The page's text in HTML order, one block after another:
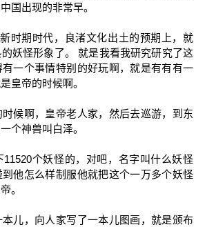
国出现的非常早。
时期时代，良渚文化出土的预期上，就
妖怪形象了。 就是我看我研究研究了这
一个事情特别的好玩啊，就是有有有一
皇帝的时候啊。
候啊，皇帝老人家，然后去巡游，到东
个神兽叫白泽。
11520个妖怪的，对吧，名字叫什么妖怪
他怎么样制服他就把这个一万多个妖怪
。
儿，向人家写了一本儿图画，就是颁布